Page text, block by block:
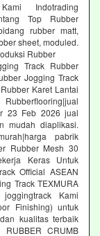
Indotrading
Top Rubber
rubber matt,
sheet, moduled.
Rubber
Track Rubber
Jogging Track
Karet Lantai
23 Feb 2026 jual
mudah diaplikasi.
pabrik
Rubber Mesh 30
Keras Untuk
Official ASEAN
Track TEXMURA
joggingtrack Kami
Finishing) untuk
kualitas terbaik
CRUMB